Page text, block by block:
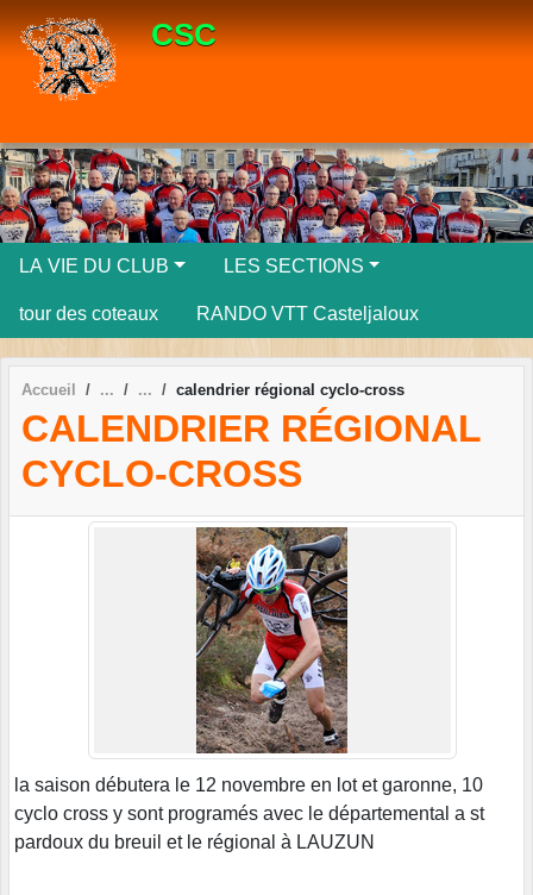
CSC
LA VIE DU CLUB LES SECTIONS
tour des coteaux RANDO VTT Casteljaloux
Accueil calendrier régional cyclo-cross
CALENDRIER RÉGIONAL
CYCLO-CROSS
la saison débutera le 12 novembre en lot et garonne, 10
cyclo cross y sont programés avec le départemental a st
pardoux du breuil et le régional à LAUZUN
Panneau de gestion des cookies